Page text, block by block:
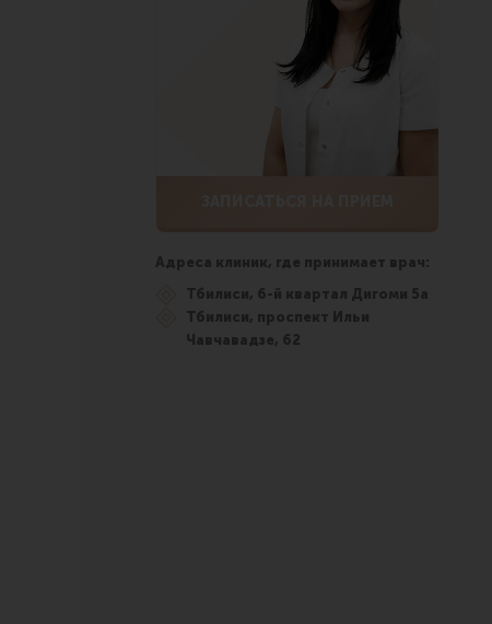
Адреса клиник, где принимает врач:
Тбилиси, 6-й квартал Дигоми 5а
Тбилиси, проспект Ильи
Чавчавадзе, 62